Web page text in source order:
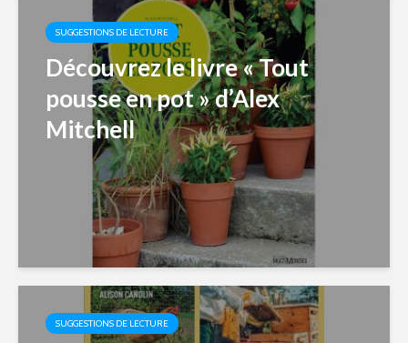
SUGGESTIONS DE LECTURE
Découvrez le livre « Tout
pousse en pot » d’Alex
Mitchell
SUGGESTIONS DE LECTURE